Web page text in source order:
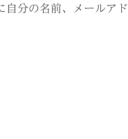
分の名前、メールア